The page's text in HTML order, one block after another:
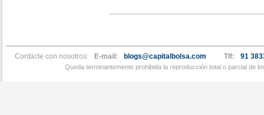
Contacte con nosotros: E-mail: blogs@capitalbolsa.com Tlf: 91
Queda terminantemente prohibida la reproducción total o parcial de